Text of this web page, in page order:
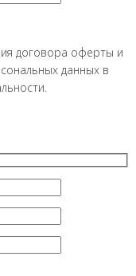
договора оферты и
данных в